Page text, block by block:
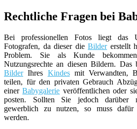
Rechtliche Fragen bei
Bei professionellen Fotos liegt das
Fotografen, da dieser dieBildererstellt
Problem. Sie als Kunde
Nutzungsrechte an diesen Bildern. Das
BilderIhres Kindesmit Verwandten,
teilen, für den privaten Gebrauch
einerBabygalerie veröffentlichen oder
posten. Sollten Sie jedoch darüber
gewerblich zu nutzen, so muss
werden.